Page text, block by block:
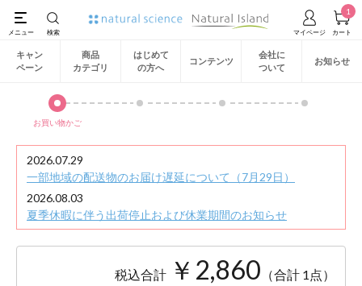
1
キャン
ペーン
商品
カテゴリ
はじめて
の方へ
コンテンツ
会社に
ついて
お知らせ
お買い物かご
2026.07.29
一部地域の配送物のお届け遅延について（7月29日）
2026.08.03
夏季休暇に伴う出荷停止および休業期間のお知らせ
税込合計 ￥2,860 （合計 1点）